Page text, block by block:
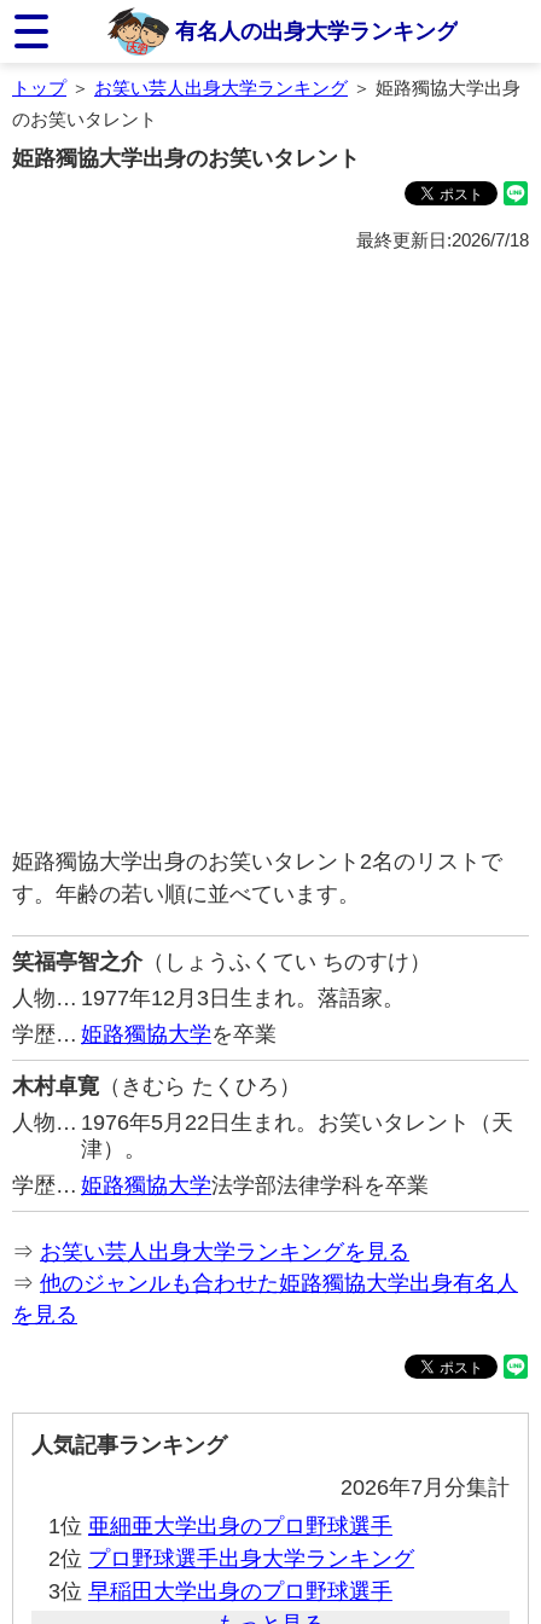
有名人の出身大学ランキング
トップ＞ お笑い芸人出身大学ランキング ＞ 姫路獨協大学出身
のお笑いタレント
姫路獨協大学出身のお笑いタレント
最終更新日:2026/7/18
姫路獨協大学出身のお笑いタレント2名のリストで
す。年齢の若い順に並べています。
笑福亭智之介（しょうふくてい ちのすけ）
人物… 1977年12月3日生まれ。落語家。
学歴… 姫路獨協大学を卒業
木村卓寛（きむら たくひろ）
人物… 1976年5月22日生まれ。お笑いタレント（天
津）。
学歴… 姫路獨協大学法学部法律学科を卒業
⇒ お笑い芸人出身大学ランキングを見る
⇒ 他のジャンルも合わせた姫路獨協大学出身有名人
を見る
人気記事ランキング
2026年7月分集計
1位 亜細亜大学出身のプロ野球選手
2位 プロ野球選手出身大学ランキング
3位 早稲田大学出身のプロ野球選手